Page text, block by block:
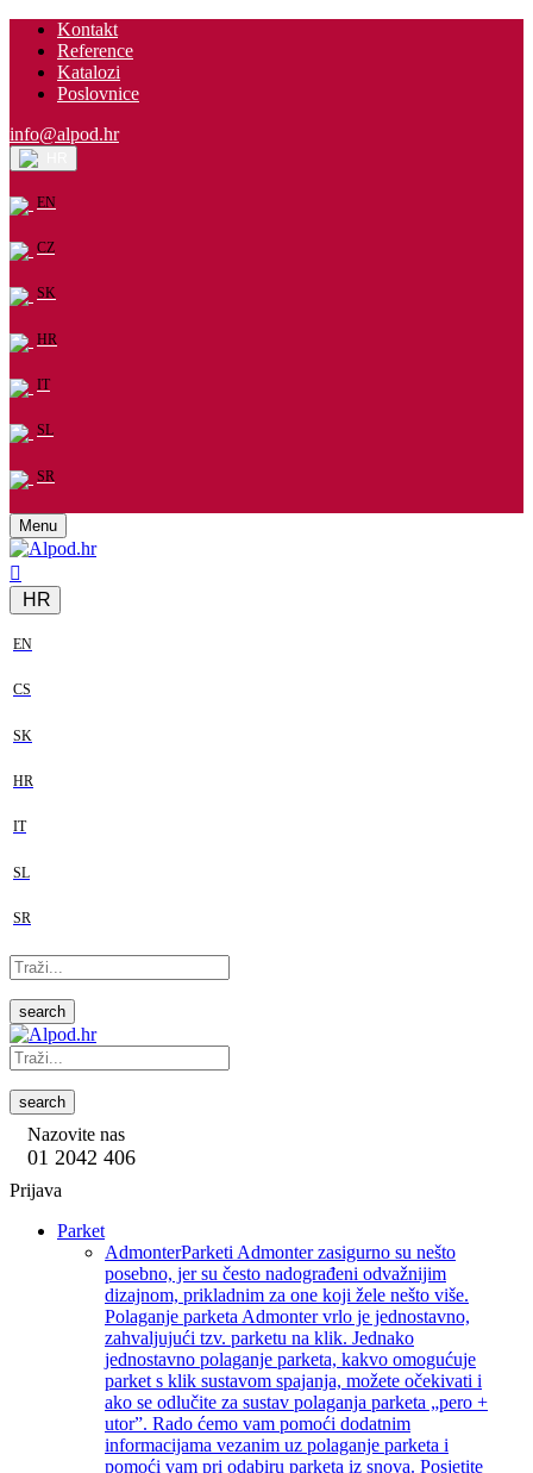
Kontakt
Reference
Katalozi
Poslovnice
info@alpod.hr
EN
CZ
SK
HR
IT
SL
SR
Menu
HR
EN
CS
SK
HR
IT
SL
SR
search
search
Nazovite nas
01 2042 406
Prijava
Parket
AdmonterParketi Admonter zasigurno su nešto
posebno, jer su često nadograđeni odvažnijim
dizajnom, prikladnim za one koji žele nešto više.
Polaganje parketa Admonter vrlo je jednostavno,
zahvaljujući tzv. parketu na klik. Jednako
jednostavno polaganje parketa, kakvo omogućuje
parket s klik sustavom spajanja, možete očekivati i
ako se odlučite za sustav polaganja parketa „pero +
utor”. Rado ćemo vam pomoći dodatnim
informacijama vezanim uz polaganje parketa i
pomoći vam pri odabiru parketa iz snova. Posjetite